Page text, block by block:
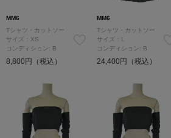
MM6
Tシャツ・カットソー
サイズ：XS
コンディション: B
8,800円（税込）
MM6
Tシャツ・カットソー
サイズ：L
コンディション: B
24,400円（税込）